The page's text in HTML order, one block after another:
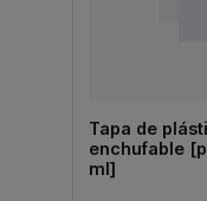
Tapa de
enchufable
ml]